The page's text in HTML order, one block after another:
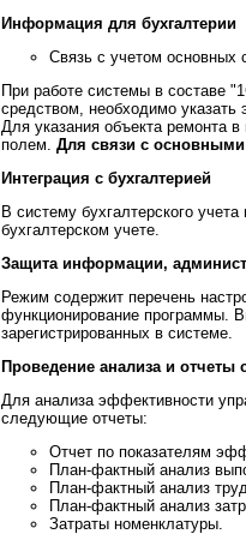
Информация для бухгалтерии
Связь с учетом основных
При работе системы в составе
средством, необходимо
Для указания объекта ремонта
полем. Для связи с
Интеграция с бухгалтерией
В систему бухгалтерского
бухгалтерском учете.
Защита информации,
Режим содержит перечень
функционирование программы.
зарегистрированных в системе.
Проведение анализа и отчеты
Для анализа эффективности
следующие отчеты:
Отчет по показателям
План-фактный анализ
План-фактный анализ
План-фактный анализ
Затраты номенклатуры.